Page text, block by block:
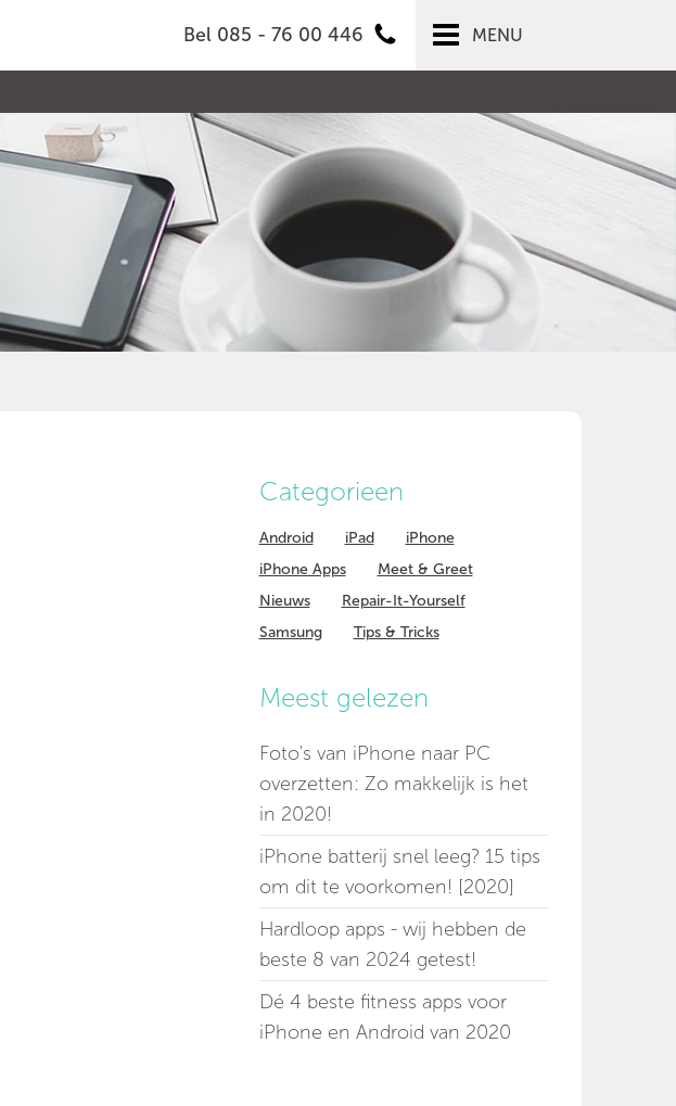
Bel 085 - 76 00 446 MENU
Categorieen
Android iPad
iPhone
iPhone Apps
Meet & Greet
Nieuws
Repair-It-Yourself
Samsung
Tips & Tricks
Meest gelezen
Foto's van iPhone naar PC
overzetten: Zo makkelijk is het
in 2020!
iPhone batterij snel leeg? 15 tips
om dit te voorkomen! [2020]
Hardloop apps - wij hebben de
beste 8 van 2024 getest!
Dé 4 beste fitness apps voor
iPhone en Android van 2020